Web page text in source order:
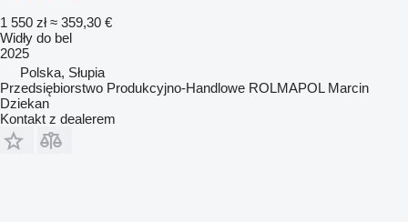
1 550 zł ≈ 359,30 €
Widły do bel
2025
Polska, Słupia
Przedsiębiorstwo Produkcyjno-Handlowe ROLMAPOL Marcin
Dziekan
Kontakt z dealerem